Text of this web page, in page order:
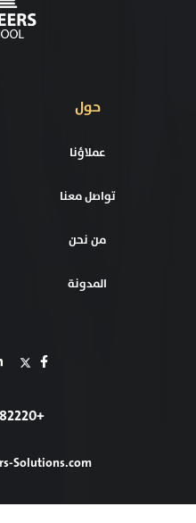
حول
عملاؤنا
تواصل معنا
من نحن
المدونة
+201003282220
Solutions.com